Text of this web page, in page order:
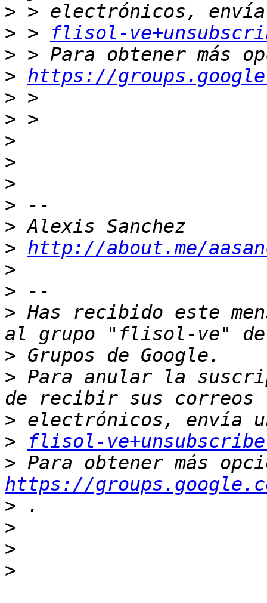
>
> >
flisol-
>
> https://
>
>
>
>
>
>
>
> http://about.me/
>
>
> Has recibido este
>
> Para anular la
>
>
flisol-ve+unsubscribe
>
https://
>
>
>
>